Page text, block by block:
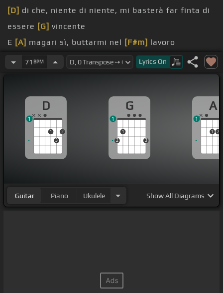
[D] di che, niente di niente, mi basterà far finta di
essere [G] vincente
E [A] magari sì, buttarmi nel [F#m] lavoro
[F#m]incontrudente
mette in maledetta
71 BPM Lyrics On
D
1
3
2
1
G
2
1
3
1
A
1 2
1
Guitar Piano Ukulele ShowAll Diagrams